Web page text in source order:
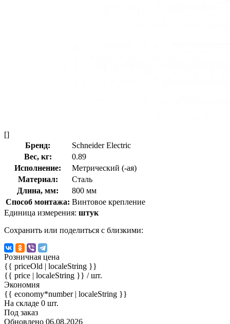
[]
Бренд:
Schneider Electric
Вес, кг:
0.89
Исполнение:
Метрический (-ая)
Материал:
Сталь
Длина, мм:
800 мм
Способ монтажа: Винтовое крепление
Единица измерения: штук
Сохранить или поделиться с близкими:
Розничная цена
{{ priceOld | localeString }}
{{ price | localeString }} / шт.
Экономия
{{ economy*number | localeString }}
На складе 0 шт.
Под заказ
Обновлено 06.08.2026